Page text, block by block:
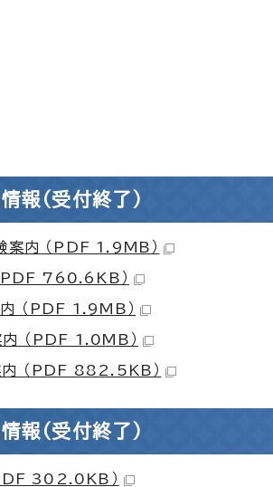
報（受付終了）
案内 （PDF 1.9MB）
PDF 760.6KB）
（PDF 1.9MB）
（PDF 1.0MB）
（PDF 882.5KB）
報（受付終了）
302.0KB）